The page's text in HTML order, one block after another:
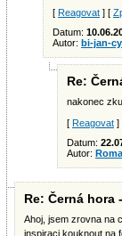
[ Reagovat ] [
Datum:
Autor: bi-jan-
Re:
nakonec
[ Reagovat ]
Datum:
Autor:
Re: Černá hora
Ahoj, jsem zrovna na
inspiraci kouknout na